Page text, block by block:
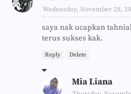
Wednesday, November 28,
saya nak ucapkan
terus sukses kak.
Reply Delete
Mia Liana